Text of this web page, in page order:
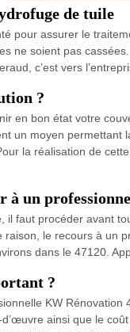
de tuile
pour assurer le
ne soient pas
c’est vers
?
en bon état votre
un moyen permettant
la réalisation de
à un
faut procéder avant
le recours à un
dans le 47120.
?
KW
ainsi que le